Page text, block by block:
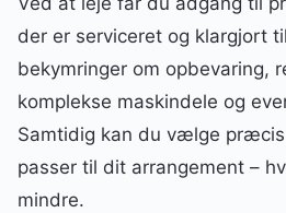
der er serviceret og klargjort
bekymringer om opbevaring,
komplekse maskindele og
Samtidig kan du vælge
passer til dit arrangement –
mindre.